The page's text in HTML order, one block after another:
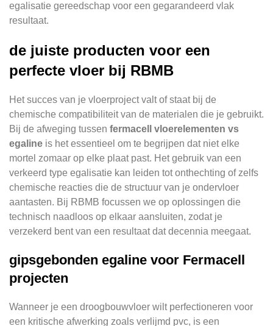
egalisatie gereedschap voor een gegarandeerd vlak
resultaat.
de juiste producten voor een
perfecte vloer bij RBMB
Het succes van je vloerproject valt of staat bij de
chemische compatibiliteit van de materialen die je gebruikt.
Bij de afweging tussen fermacell vloerelementen vs
egaline is het essentieel om te begrijpen dat niet elke
mortel zomaar op elke plaat past. Het gebruik van een
verkeerd type egalisatie kan leiden tot onthechting of zelfs
chemische reacties die de structuur van je ondervloer
aantasten. Bij RBMB focussen we op oplossingen die
technisch naadloos op elkaar aansluiten, zodat je
verzekerd bent van een resultaat dat decennia meegaat.
gipsgebonden egaline voor Fermacell
projecten
Wanneer je een droogbouwvloer wilt perfectioneren voor
een kritische afwerking zoals verlijmd pvc, is een